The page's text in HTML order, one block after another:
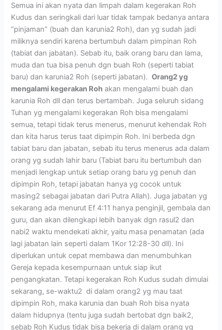
Semua ini akan nyata dan limpah dalam kegerakan Roh
Kudus dan seringkali dari luar tidak tampak bedanya antara
“pinjaman” (buah dan karunia2 Roh), dan yg sudah jadi
miliknya sendiri karena bertumbuh dalam pimpinan Roh
(tabiat dan jabatan). Sebab itu, baik orang baru dan lama,
muda dan tua bisa penuh dgn buah Roh (seperti tabiat
baru) dan karunia2 Roh (seperti jabatan).Orang2 yg
mengalami kegerakan Roh akan mengalami buah dan
karunia Roh dll dan terus bertambah. Juga seluruh sidang
Tuhan yg mengalami kegerakan Roh bisa mengalami
semua, tetapi tidak terus menerus, menurut kehendak Roh
dan kita harus terus taat dipimpin Roh. Ini berbeda dgn
tabiat baru dan jabatan, sebab itu terus menerus ada dalam
orang yg sudah lahir baru (Tabiat baru itu bertumbuh dan
menjadi lengkap untuk setiap orang baru yg penuh dan
dipimpin Roh, tetapi jabatan hanya yg cocok untuk
masing2 sebagai jabatan dari Putra Allah). Juga jabatan yg
sekarang ada menurut Ef 4:11 hanya penginjil, gembala dan
guru, dan akan dilengkapi lebih banyak dgn rasul2 dan
nabi2 waktu mendekati akhir, yaitu masa penamatan (ada
lagi jabatan lain seperti dalam 1Kor 12:28-30 dll). Ini
diperlukan untuk cepat membawa dan menumbuhkan
Gereja kepada kesempurnaan untuk siap ikut
pengangkatan. Tetapi kegerakan Roh Kudus sudah dimulai
sekarang, se-waktu2 di dalam orang2 yg mau taat
dipimpin Roh, maka karunia dan buah Roh bisa nyata
dalam hidupnya (tentu juga sudah bertobat dgn baik2,
sebab Roh Kudus tidak bisa bekerja di dalam orang yg